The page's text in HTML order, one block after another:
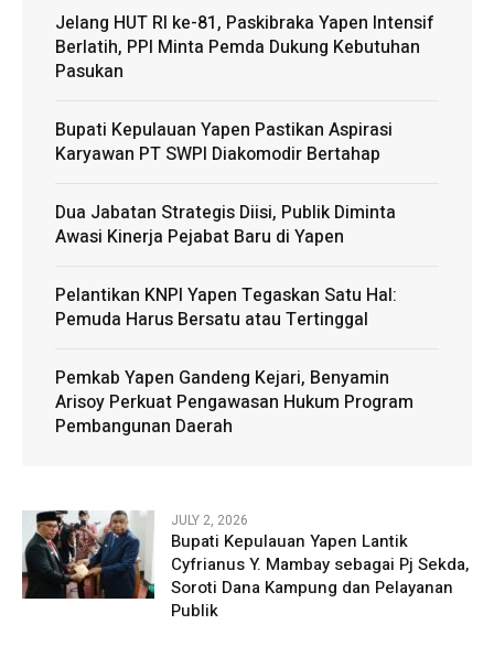
Jelang HUT RI ke-81, Paskibraka Yapen Intensif
Berlatih, PPI Minta Pemda Dukung Kebutuhan
Pasukan
Bupati Kepulauan Yapen Pastikan Aspirasi
Karyawan PT SWPI Diakomodir Bertahap
Dua Jabatan Strategis Diisi, Publik Diminta
Awasi Kinerja Pejabat Baru di Yapen
Pelantikan KNPI Yapen Tegaskan Satu Hal:
Pemuda Harus Bersatu atau Tertinggal
Pemkab Yapen Gandeng Kejari, Benyamin
Arisoy Perkuat Pengawasan Hukum Program
Pembangunan Daerah
JULY 2, 2026
Bupati Kepulauan Yapen Lantik
Cyfrianus Y. Mambay sebagai Pj Sekda,
Soroti Dana Kampung dan Pelayanan
Publik